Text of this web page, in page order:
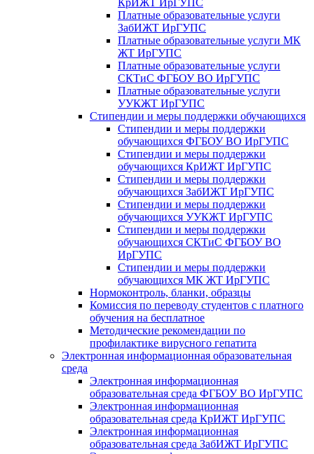
КрИЖТ ИрГУПС
Платные образовательные услуги
ЗабИЖТ ИрГУПС
Платные образовательные услуги МК
ЖТ ИрГУПС
Платные образовательные услуги
СКТиС ФГБОУ ВО ИрГУПС
Платные образовательные услуги
УУКЖТ ИрГУПС
Стипендии и меры поддержки обучающихся
Стипендии и меры поддержки
обучающихся ФГБОУ ВО ИрГУПС
Стипендии и меры поддержки
обучающихся КрИЖТ ИрГУПС
Стипендии и меры поддержки
обучающихся ЗабИЖТ ИрГУПС
Стипендии и меры поддержки
обучающихся УУКЖТ ИрГУПС
Стипендии и меры поддержки
обучающихся СКТиС ФГБОУ ВО
ИрГУПС
Стипендии и меры поддержки
обучающихся МК ЖТ ИрГУПС
Нормоконтроль, бланки, образцы
Комиссия по переводу студентов с платного
обучения на бесплатное
Методические рекомендации по
профилактике вирусного гепатита
Электронная информационная образовательная
среда
Электронная информационная
образовательная среда ФГБОУ ВО ИрГУПС
Электронная информационная
образовательная среда КрИЖТ ИрГУПС
Электронная информационная
образовательная среда ЗабИЖТ ИрГУПС